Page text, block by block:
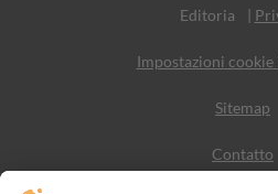
Editoria
|
Impostazioni
Sitemap
Contatto